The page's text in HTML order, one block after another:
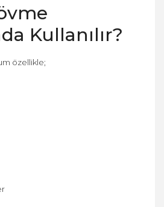
Kullanılır?
özellikle;